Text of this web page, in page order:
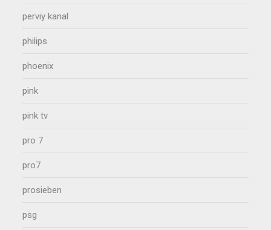
perviy kanal
philips
phoenix
pink
pink tv
pro 7
pro7
prosieben
psg